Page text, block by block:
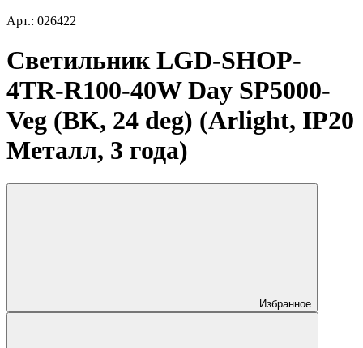
Арт.: 026422
Светильник LGD-SHOP-
4TR-R100-40W Day SP5000-
Veg (BK, 24 deg) (Arlight, IP20
Металл, 3 года)
Избранное